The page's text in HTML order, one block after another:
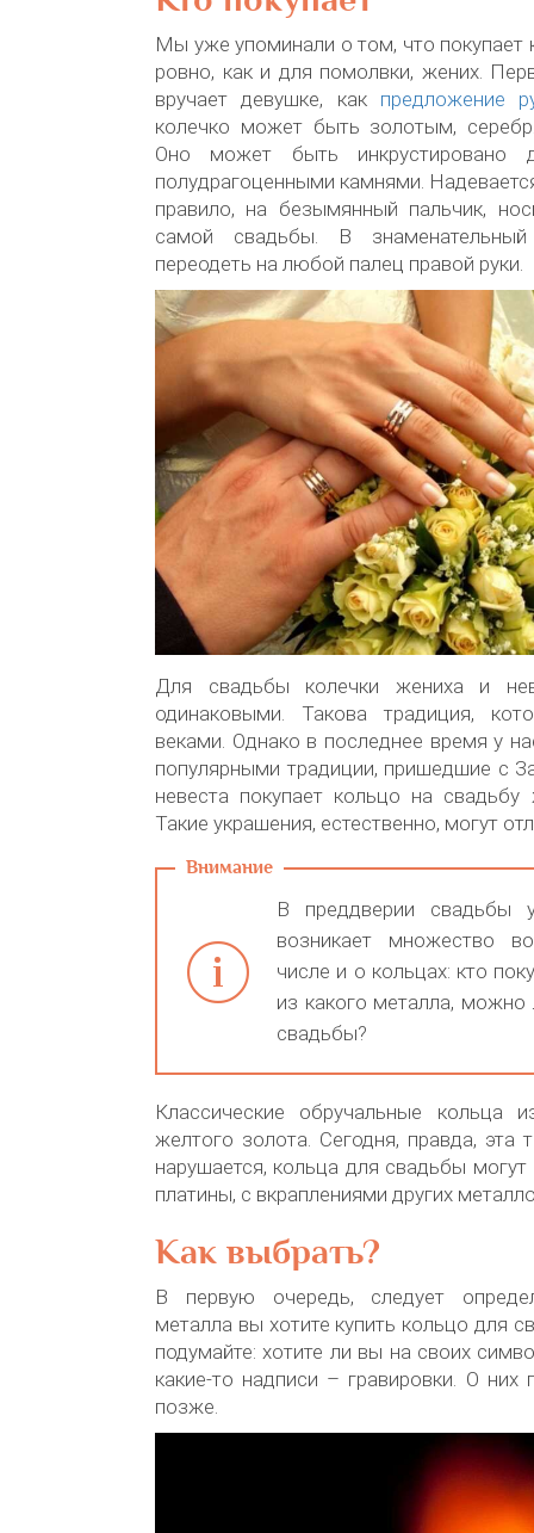
Мы уже упоминали о том, что покупает
ровно, как и для помолвки, жених.
вручает девушке, как предложение
колечко может быть золотым,
Оно может быть инкрустировано
полудрагоценными камнями.
правило, на безымянный пальчик,
самой свадьбы. В
переодеть на любой палец правой руки.
Для свадьбы колечки жениха и
одинаковыми. Такова традиция,
веками. Однако в последнее время у
популярными традиции, пришедшие с
невеста покупает кольцо на
Такие украшения, естественно, могут
В преддверии свадьбы
возникает множество
числе и о кольцах: кто
из какого металла, можно
свадьбы?
Классические обручальные кольца
желтого золота. Сегодня, правда, эта
нарушается, кольца для свадьбы
платины, с вкраплениями других
Как выбрать?
В первую очередь, следует
металла вы хотите купить кольцо для
подумайте: хотите ли вы на своих
какие-то надписи – гравировки. О них
позже.